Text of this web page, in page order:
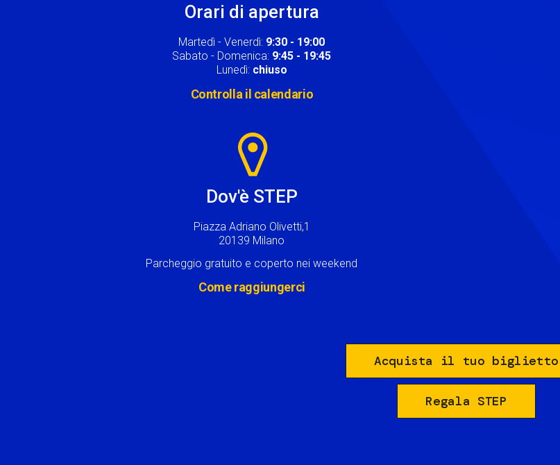
Orari di apertura
Martedì - Venerdì: 9:30 - 19:00
Sabato - Domenica: 9:45 - 19:45
Lunedì: chiuso
Controlla il calendario
Dov'è STEP
Piazza Adriano Olivetti,1
20139 Milano
Parcheggio gratuito e coperto nei weekend
Come raggiungerci
Acquista il tuo biglietto
Regala STEP